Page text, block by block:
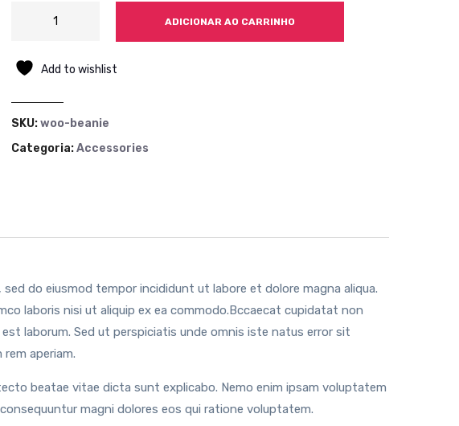
ADICIONAR AO CARRINHO
Add to wishlist
SKU:woo-beanie
Categoria:Accessories
do eiusmod tempor incididunt ut labore et dolore magna aliqua.
laboris nisi ut aliquip ex ea commodo.Bccaecat cupidatat non
laborum. Sed ut perspiciatis unde omnis iste natus error sit
aperiam.
beatae vitae dicta sunt explicabo. Nemo enim ipsam voluptatem
magni dolores eos qui ratione voluptatem.